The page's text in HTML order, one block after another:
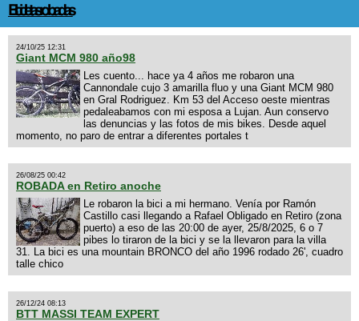
Bicicletas robadas
24/10/25 12:31
Giant MCM 980 año98
Les cuento... hace ya 4 años me robaron una
Cannondale cujo 3 amarilla fluo y una Giant MCM 980
en Gral Rodriguez. Km 53 del Acceso oeste mientras
pedaleabamos con mi esposa a Lujan. Aun conservo
las denuncias y las fotos de mis bikes. Desde aquel
momento, no paro de entrar a diferentes portales t
26/08/25 00:42
ROBADA en Retiro anoche
Le robaron la bici a mi hermano. Venía por Ramón
Castillo casi llegando a Rafael Obligado en Retiro (zona
puerto) a eso de las 20:00 de ayer, 25/8/2025, 6 o 7
pibes lo tiraron de la bici y se la llevaron para la villa
31. La bici es una mountain BRONCO del año 1996 rodado 26', cuadro
talle chico
26/12/24 08:13
BTT MASSI TEAM EXPERT